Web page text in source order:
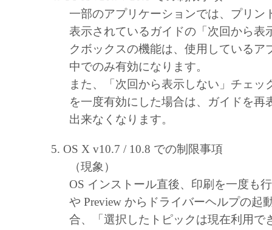
一部のアプリケーションでは、プリン
表示されているガイドの「次回から表
クボックスの機能は、使用しているア
中でのみ有効になります。
また、「次回から表示しない」チェッ
を一度有効にした場合は、ガイドを再
出来なくなります。
OS X v10.7 / 10.8 での制限事項
（現象）
OS インストール直後、印刷を一度も
や Preview からドライバーヘルプの起
合、「選択したトピックは現在利用で